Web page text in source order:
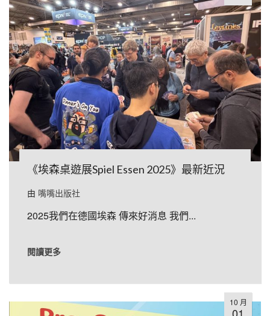
《埃森桌遊展Spiel Essen 2025》最新近況
由 嘴嘴出版社
2025我們在德國埃森 傳來好消息 我們...
閱讀更多
10 月